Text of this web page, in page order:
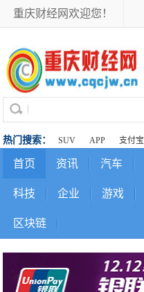
重庆财经网欢迎您！
热门搜索： SUV APP 支付宝
首页 资讯 汽车
科技 企业 游戏
区块链